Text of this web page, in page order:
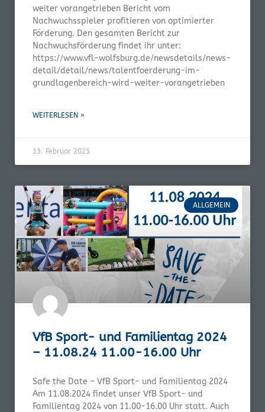
weiter vorangetrieben Bericht vom
Nachwuchsspieler profitieren von optimierter
Förderung. Den gesamten Bericht zur
Nachwuchsförderung findet ihr unter:
https://www.vfl-wolfsburg.de/newsdetails/news-
detail/detail/news/talentfoerderung-im-
grundlagenbereich-wird-weiter-vorangetrieben
WEITERLESEN »
13. Februar 2025
ALLGEMEIN
VfB Sport- und Familientag 2024
– 11.08.24 11.00-16.00 Uhr
Safe the Date – VfB Sport- und Familientag 2024
Am 11.08.2024 findet unser VfB Sport- und
Familientag 2024 von 11.00-16.00 Uhr statt. Auch